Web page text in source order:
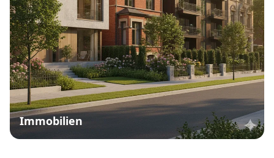
Kostenlose Immobilienbewertung
Neubauwohnung
Traumimmobilie
Wohnung Kaufen
Seite 3 von 3